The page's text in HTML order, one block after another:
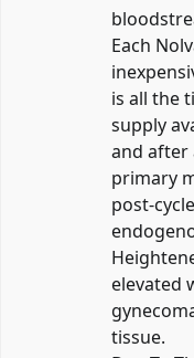
Each
is all the
supply
and after
primary
post-
elevated
tissue.